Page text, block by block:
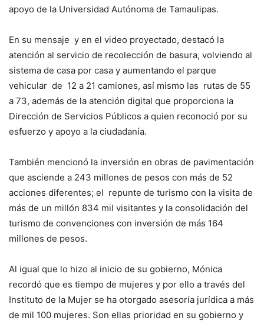
apoyo de la Universidad Autónoma de Tamaulipas.
En su mensaje y en el video proyectado, destacó la
atención al servicio de recolección de basura, volviendo al
sistema de casa por casa y aumentando el parque
vehicular de 12 a 21 camiones, así mismo las rutas de 55
a 73, además de la atención digital que proporciona la
Dirección de Servicios Públicos a quien reconoció por su
esfuerzo y apoyo a la ciudadanía.
También mencionó la inversión en obras de pavimentación
que asciende a 243 millones de pesos con más de 52
acciones diferentes; el repunte de turismo con la visita de
más de un millón 834 mil visitantes y la consolidación del
turismo de convenciones con inversión de más 164
millones de pesos.
Al igual que lo hizo al inicio de su gobierno, Mónica
recordó que es tiempo de mujeres y por ello a través del
Instituto de la Mujer se ha otorgado asesoría jurídica a más
de mil 100 mujeres. Son ellas prioridad en su gobierno y